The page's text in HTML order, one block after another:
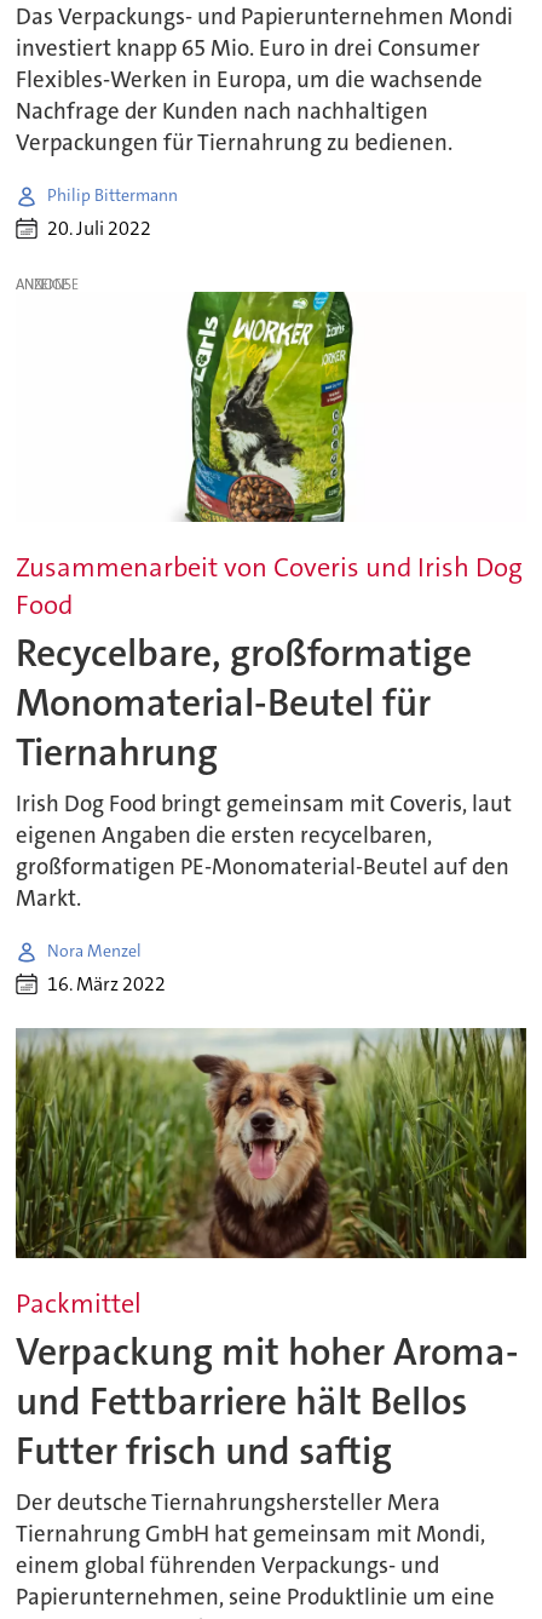
Das Verpackungs- und Papierunternehmen Mondi
investiert knapp 65 Mio. Euro in drei Consumer
Flexibles-Werken in Europa, um die wachsende
Nachfrage der Kunden nach nachhaltigen
Verpackungen für Tiernahrung zu bedienen.
Philip Bittermann
20. Juli 2022
ANZEIGE
Zusammenarbeit von Coveris und Irish Dog
Food
Recycelbare, großformatige
Monomaterial-Beutel für
Tiernahrung
Irish Dog Food bringt gemeinsam mit Coveris, laut
eigenen Angaben die ersten recycelbaren,
großformatigen PE-Monomaterial-Beutel auf den
Markt.
Nora Menzel
16. März 2022
Packmittel
Verpackung mit hoher Aroma-
und Fettbarriere hält Bellos
Futter frisch und saftig
Der deutsche Tiernahrungshersteller Mera
Tiernahrung GmbH hat gemeinsam mit Mondi,
einem global führenden Verpackungs- und
Papierunternehmen, seine Produktlinie um eine